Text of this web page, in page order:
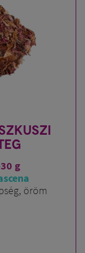
g
öröm